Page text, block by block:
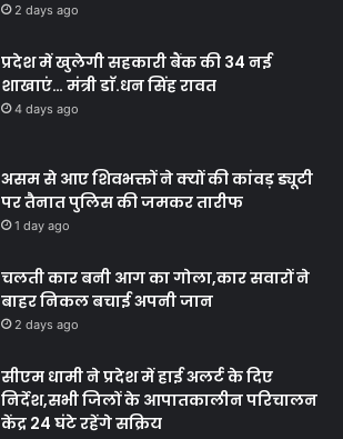
2 days ago
प्रदेश में खुलेगी सहकारी बैंक की 34 नई
शाखाएं… मंत्री डाॅ.धन सिंह रावत
4 days ago
असम से आए शिवभक्तों ने क्यों की कांवड़ ड्यूटी
पर तैनात पुलिस की जमकर तारीफ
1 day ago
चलती कार बनी आग का गोला,कार सवारों ने
बाहर निकल बचाई अपनी जान
2 days ago
सीएम धामी ने प्रदेश में हाई अलर्ट के दिए
निर्देश,सभी जिलों के आपातकालीन परिचालन
केंद्र 24 घंटे रहेंगे सक्रिय